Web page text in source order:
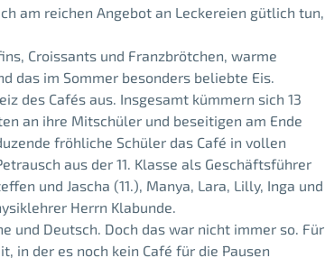
am reichen Angebot an Leckereien gütlich tun,
Croissants und Franzbrötchen, warme
das im Sommer besonders beliebte Eis.
des Cafés aus. Insgesamt kümmern sich 13
an ihre Mitschüler und beseitigen am Ende
fröhliche Schüler das Café in vollen
aus der 11. Klasse als Geschäftsführer
und Jascha (11.), Manya, Lara, Lilly, Inga und
Herrn Klabunde.
und Deutsch. Doch das war nicht immer so. Für
in der es noch kein Café für die Pausen